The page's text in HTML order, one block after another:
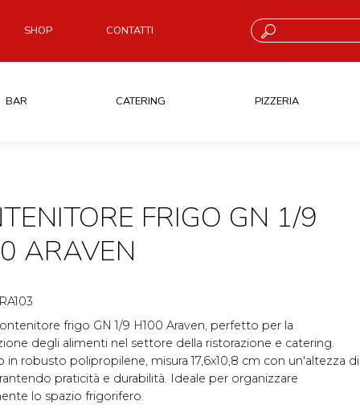
SHOP CONTATTI Cosa stai cercando?
BAR CATERING PIZZERIA
FRIGO GN 1/9
ARAVEN
frigo GN 1/9 H100 Araven, perfetto per la
degli alimenti nel settore della ristorazione e catering.
in robusto polipropilene, misura 17,6x10,8 cm con un'altezza di
praticità e durabilità. Ideale per organizzare
lo spazio frigorifero.